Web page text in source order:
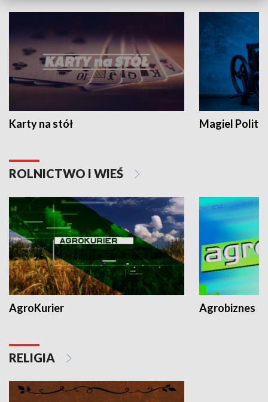
Karty na stół Magiel
ROLNICTWO I WIEŚ
AgroKurier Agrobiznes
RELIGIA